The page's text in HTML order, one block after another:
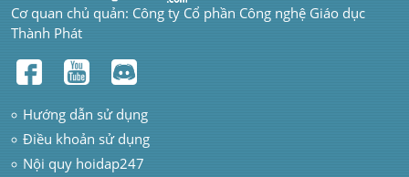
Cơ quan chủ quản: Công ty Cổ phần Công nghệ Giáo dục
Thành Phát
Hướng dẫn sử dụng
Điều khoản sử dụng
Nội quy hoidap247